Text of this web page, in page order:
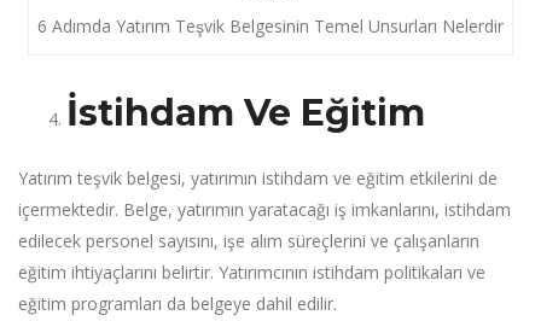
6 Adımda Yatırım Teşvik Belgesinin Temel Unsurları Nelerdir
İstihdam Ve Eğitim
Yatırım teşvik belgesi, yatırımın istihdam ve eğitim etkilerini de
içermektedir. Belge, yatırımın yaratacağı iş imkanlarını, istihdam
edilecek personel sayısını, işe alım süreçlerini ve çalışanların
eğitim ihtiyaçlarını belirtir. Yatırımcının istihdam politikaları ve
eğitim programları da belgeye dahil edilir.